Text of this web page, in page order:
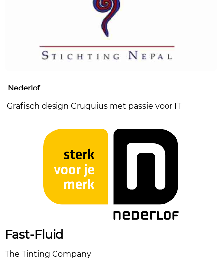
Nederlof
Grafisch design Cruquius met passie voor IT
Fast-Fluid
The Tinting Company